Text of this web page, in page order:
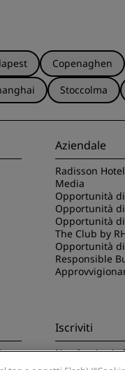
Copenaghen
Stoccolma
Aziendale
Radisson
Media
Opportunità
Opportunità di
Opportunità
The Club by
Opportunità
Responsible
Iscriviti
Non lasciarti
offerte